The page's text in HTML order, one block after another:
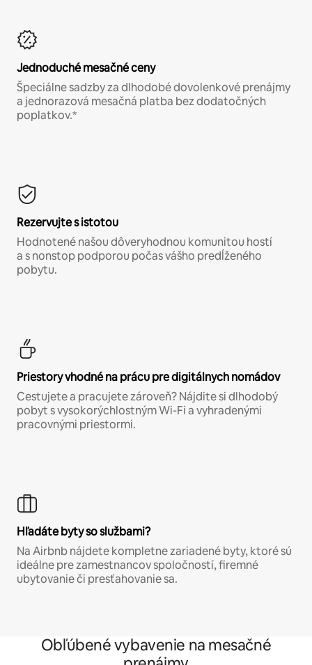
Jednoduché mesačné ceny
Špeciálne sadzby za dlhodobé dovolenkové prenájmy
a jednorazová mesačná platba bez dodatočných
poplatkov.*
Rezervujte s istotou
Hodnotené našou dôveryhodnou komunitou hostí
a s nonstop podporou počas vášho predĺženého
pobytu.
Priestory vhodné na prácu pre digitálnych nomádov
Cestujete a pracujete zároveň? Nájdite si dlhodobý
pobyt s vysokorýchlostným Wi-Fi a vyhradenými
pracovnými priestormi.
Hľadáte byty so službami?
Na Airbnb nájdete kompletne zariadené byty, ktoré sú
ideálne pre zamestnancov spoločností, firemné
ubytovanie či presťahovanie sa.
Obľúbené vybavenie na mesačné